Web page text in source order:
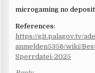
microgaming no
References:
https://git.palagov.tv/
anmelden5356/wiki/
Sperrdatei-2025